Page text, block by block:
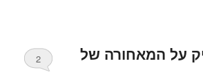
על המאחורה של
2